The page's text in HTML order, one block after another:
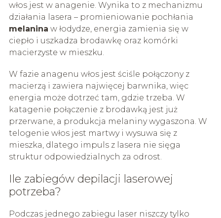
włos jest w anagenie. Wynika to z mechanizmu
działania lasera – promieniowanie pochłania
melanina w łodydze, energia zamienia się w
ciepło i uszkadza brodawkę oraz komórki
macierzyste w mieszku.
W fazie anagenu włos jest ściśle połączony z
macierzą i zawiera najwięcej barwnika, więc
energia może dotrzeć tam, gdzie trzeba. W
katagenie połączenie z brodawką jest już
przerwane, a produkcja melaniny wygaszona. W
telogenie włos jest martwy i wysuwa się z
mieszka, dlatego impuls z lasera nie sięga
struktur odpowiedzialnych za odrost.
Ile zabiegów depilacji laserowej
potrzeba?
Podczas jednego zabiegu laser niszczy tylko